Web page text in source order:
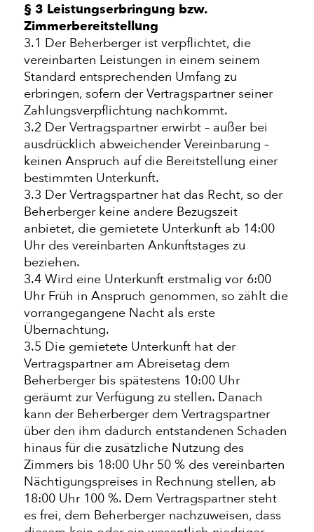
§ 3 Leistungserbringung bzw.
Zimmerbereitstellung
3.1 Der Beherberger ist verpflichtet, die
vereinbarten Leistungen in einem seinem
Standard entsprechenden Umfang zu
erbringen, sofern der Vertragspartner seiner
Zahlungsverpflichtung nachkommt.
3.2 Der Vertragspartner erwirbt – außer bei
ausdrücklich abweichender Vereinbarung –
keinen Anspruch auf die Bereitstellung einer
bestimmten Unterkunft.
3.3 Der Vertragspartner hat das Recht, so der
Beherberger keine andere Bezugszeit
anbietet, die gemietete Unterkunft ab 14:00
Uhr des vereinbarten Ankunftstages zu
beziehen.
3.4 Wird eine Unterkunft erstmalig vor 6:00
Uhr Früh in Anspruch genommen, so zählt die
vorrangegangene Nacht als erste
Übernachtung.
3.5 Die gemietete Unterkunft hat der
Vertragspartner am Abreisetag dem
Beherberger bis spätestens 10:00 Uhr
geräumt zur Verfügung zu stellen. Danach
kann der Beherberger dem Vertragspartner
über den ihm dadurch entstandenen Schaden
hinaus für die zusätzliche Nutzung des
Zimmers bis 18:00 Uhr 50 % des vereinbarten
Nächtigungspreises in Rechnung stellen, ab
18:00 Uhr 100 %. Dem Vertragspartner steht
es frei, dem Beherberger nachzuweisen, dass